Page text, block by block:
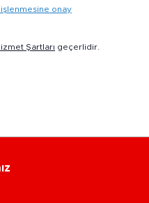
onay
Şartları geçerlidir.